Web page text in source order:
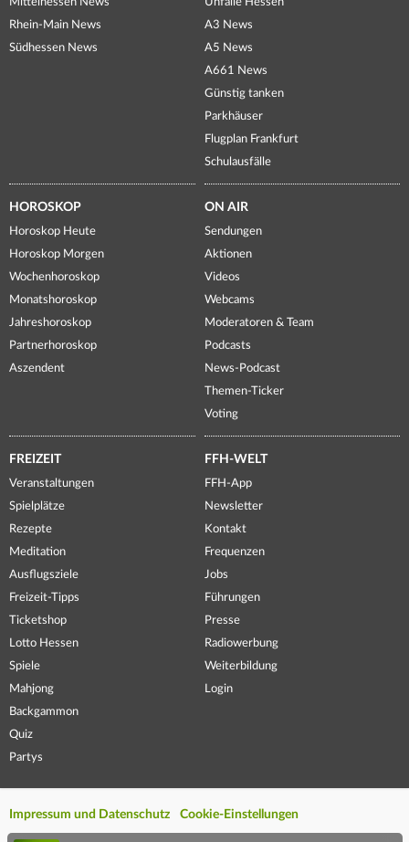
Mittelhessen News
Rhein-Main News
Südhessen News
Unfälle Hessen
A3 News
A5 News
A661 News
Günstig tanken
Parkhäuser
Flugplan Frankfurt
Schulausfälle
HOROSKOP
Horoskop Heute
Horoskop Morgen
Wochenhoroskop
Monatshoroskop
Jahreshoroskop
Partnerhoroskop
Aszendent
ON AIR
Sendungen
Aktionen
Videos
Webcams
Moderatoren & Team
Podcasts
News-Podcast
Themen-Ticker
Voting
FREIZEIT
Veranstaltungen
Spielplätze
Rezepte
Meditation
Ausflugsziele
Freizeit-Tipps
Ticketshop
Lotto Hessen
Spiele
Mahjong
Backgammon
Quiz
Partys
FFH-WELT
FFH-App
Newsletter
Kontakt
Frequenzen
Jobs
Führungen
Presse
Radiowerbung
Weiterbildung
Login
Impressum und Datenschutz Cookie-Einstellungen